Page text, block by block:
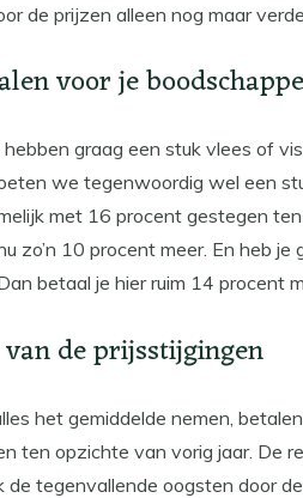
de prijzen alleen nog maar
voor je
graag een stuk vlees of
we tegenwoordig wel een
met 16 procent gestegen
zo’n 10 procent meer. En heb
betaal je hier ruim 14 procent
de prijsstijgingen
het gemiddelde nemen,
ten opzichte van vorig jaar. De
de tegenvallende oogsten door